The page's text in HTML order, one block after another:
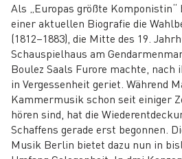
Als „Europas größte
einer aktuellen Biografie die
(1812–1883), die Mitte des 19.
Schauspielhaus am
Boulez Saals Furore machte, nach
in Vergessenheit geriet. Während
Kammermusik schon seit einiger
hören sind, hat die
Schaffens gerade erst begonnen.
Musik Berlin bietet dazu nun in